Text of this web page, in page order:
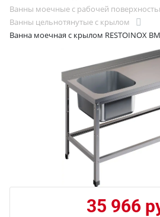
Ванны моечные с рабочей
Ванны цельнотянутые с крылом
Ванна моечная с крылом RESTOINOX
35 966